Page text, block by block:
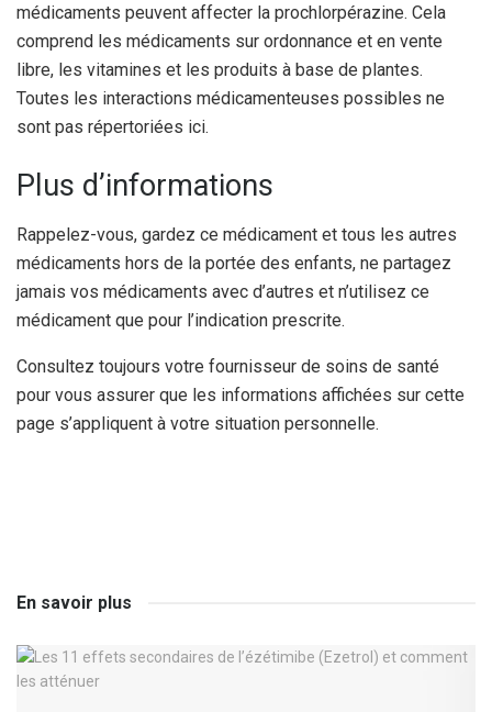
médicaments peuvent affecter la prochlorpérazine. Cela
comprend les médicaments sur ordonnance et en vente
libre, les vitamines et les produits à base de plantes.
Toutes les interactions médicamenteuses possibles ne
sont pas répertoriées ici.
Plus d’informations
Rappelez-vous, gardez ce médicament et tous les autres
médicaments hors de la portée des enfants, ne partagez
jamais vos médicaments avec d’autres et n’utilisez ce
médicament que pour l’indication prescrite.
Consultez toujours votre fournisseur de soins de santé
pour vous assurer que les informations affichées sur cette
page s’appliquent à votre situation personnelle.
En savoir plus